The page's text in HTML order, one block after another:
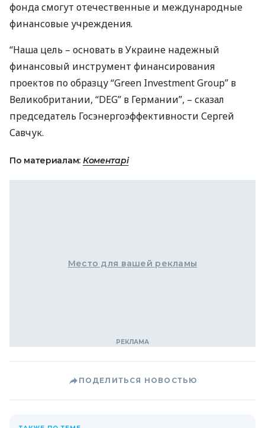
фонда смогут отечественные и международные
финансовые учреждения.
“Наша цель – основать в Украине надежный
финансовый инструмент финансирования
проектов по образцу “Green Investment Group” в
Великобритании, “DEG” в Германии”, – сказал
председатель Госэнергоэффективности Сергей
Савчук.
По материалам: Коментарі
Место для вашей рекламы
ПОДЕЛИТЬСЯ НОВОСТЬЮ